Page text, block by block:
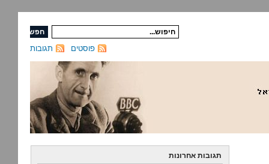
תגובות פוסטים
תגובות אחרונות